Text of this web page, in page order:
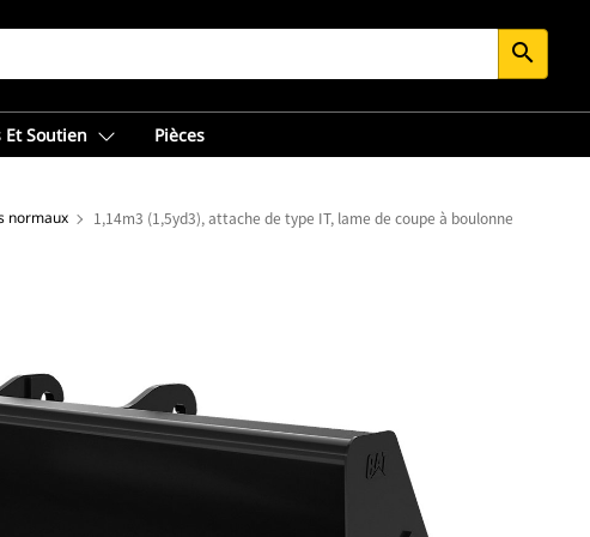
search
Et Soutien Pièces
normaux 1,14m3 (1,5yd3), attache de type IT, lame de coupe à boulonner